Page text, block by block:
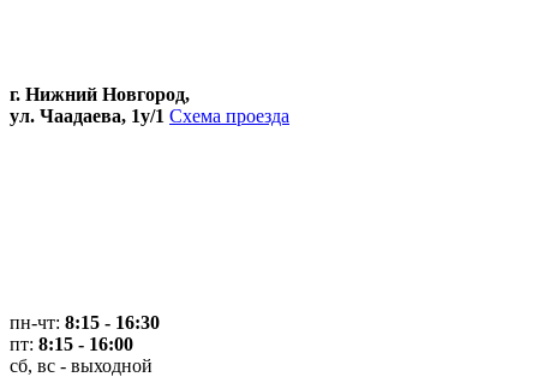
г. Нижний Новгород,
ул. Чаадаева, 1у/1 Схема проезда
пн-чт: 8:15 - 16:30
пт: 8:15 - 16:00
сб, вс - выходной